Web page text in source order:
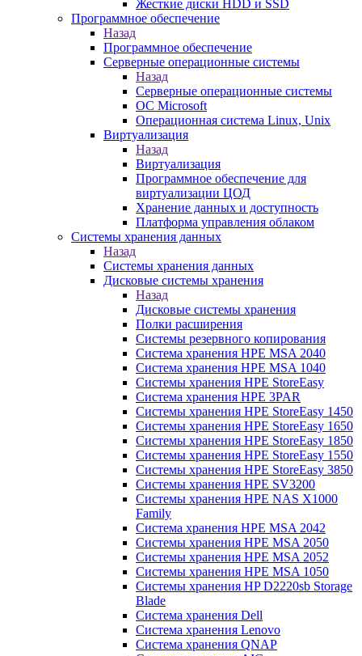
Жесткие диски HDD и SSD
Программное обеспечение
Назад
Программное обеспечение
Серверные операционные системы
Назад
Серверные операционные системы
ОС Microsoft
Операционная система Linux, Unix
Виртуализация
Назад
Виртуализация
Программное обеспечение для
виртуализации ЦОД
Хранение данных и доступность
Платформа управления облаком
Системы хранения данных
Назад
Системы хранения данных
Дисковые системы хранения
Назад
Дисковые системы хранения
Полки расширения
Системы резервного копирования
Система хранения HPE MSA 2040
Система хранения HPE MSA 1040
Системы хранения HPE StoreEasy
Система хранения HPE 3PAR
Системы хранения HPE StoreEasy 1450
Системы хранения HPE StoreEasy 1650
Системы хранения HPE StoreEasy 1850
Системы хранения HPE StoreEasy 1550
Системы хранения HPE StoreEasy 3850
Системы хранения HPE SV3200
Системы хранения HPE NAS X1000
Family
Система хранения HPE MSA 2042
Системы хранения HPE MSA 2050
Системы хранения HPE MSA 2052
Системы хранения HPE MSA 1050
Системы хранения HP D2220sb Storage
Blade
Система хранения Dell
Система хранения Lenovo
Система хранения QNAP